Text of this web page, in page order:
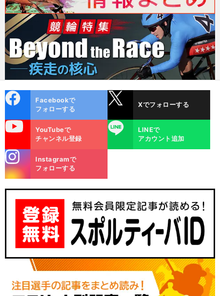
ok
Facebookで
フォローする
Xでフォローする
YouTubeで
チャンネル登録
LINE
LINEで
アカウント追加
m
Instagramで
フォローする